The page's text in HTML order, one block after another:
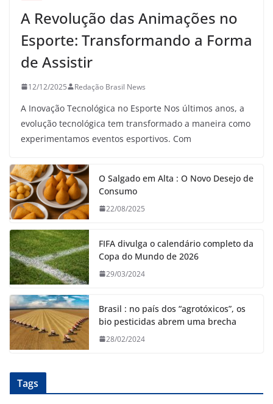
A Revolução das Animações no
Esporte: Transformando a Forma
de Assistir
12/12/2025 Redação Brasil News
A Inovação Tecnológica no Esporte Nos últimos anos, a
evolução tecnológica tem transformado a maneira como
experimentamos eventos esportivos. Com
O Salgado em Alta : O Novo Desejo de
Consumo
22/08/2025
FIFA divulga o calendário completo da
Copa do Mundo de 2026
29/03/2024
Brasil : no país dos “agrotóxicos”, os
bio pesticidas abrem uma brecha
28/02/2024
Tags